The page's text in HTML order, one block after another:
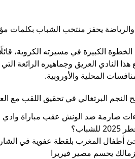
يحفز منتخب الشباب بكلمات
الكبيرة في مسيرته الكروية،
النادي العريق وجماهيره الرائعة
المحلية والأوروبية.
النجم البرتغالي في تحقيق اللقب مع
صارمة ضد الونش عقب مباراة وادي
أطفال المغرب بلقطة عفوية في
يحسم مصير فيريرا